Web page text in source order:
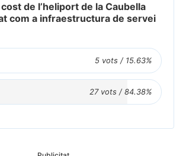
de l’heliport de la Caubella
com a infraestructura de servei